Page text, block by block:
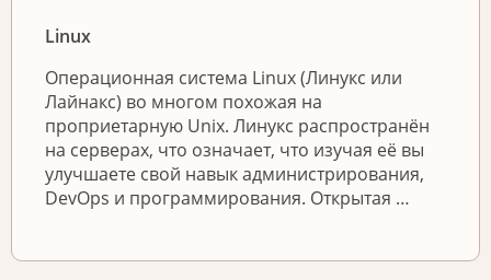
Linux
Операционная система Linux (Линукс или
Лайнакс) во многом похожая на
проприетарную Unix. Линукс распространён
на серверах, что означает, что изучая её вы
улучшаете свой навык администрирования,
DevOps и программирования. Открытая …